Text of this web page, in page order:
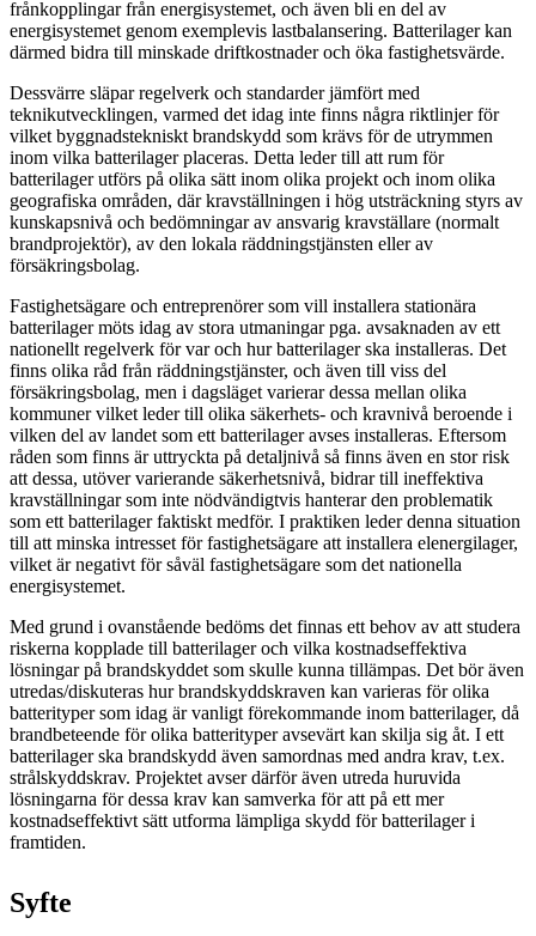
frånkopplingar från energisystemet, och även bli en del av
energisystemet genom exemplevis lastbalansering. Batterilager kan
därmed bidra till minskade driftkostnader och öka fastighetsvärde.
Dessvärre släpar regelverk och standarder jämfört med
teknikutvecklingen, varmed det idag inte finns några riktlinjer för
vilket byggnadstekniskt brandskydd som krävs för de utrymmen
inom vilka batterilager placeras. Detta leder till att rum för
batterilager utförs på olika sätt inom olika projekt och inom olika
geografiska områden, där kravställningen i hög utsträckning styrs av
kunskapsnivå och bedömningar av ansvarig kravställare (normalt
brandprojektör), av den lokala räddningstjänsten eller av
försäkringsbolag.
Fastighetsägare och entreprenörer som vill installera stationära
batterilager möts idag av stora utmaningar pga. avsaknaden av ett
nationellt regelverk för var och hur batterilager ska installeras. Det
finns olika råd från räddningstjänster, och även till viss del
försäkringsbolag, men i dagsläget varierar dessa mellan olika
kommuner vilket leder till olika säkerhets- och kravnivå beroende i
vilken del av landet som ett batterilager avses installeras. Eftersom
råden som finns är uttryckta på detaljnivå så finns även en stor risk
att dessa, utöver varierande säkerhetsnivå, bidrar till ineffektiva
kravställningar som inte nödvändigtvis hanterar den problematik
som ett batterilager faktiskt medför. I praktiken leder denna situation
till att minska intresset för fastighetsägare att installera elenergilager,
vilket är negativt för såväl fastighetsägare som det nationella
energisystemet.
Med grund i ovanstående bedöms det finnas ett behov av att studera
riskerna kopplade till batterilager och vilka kostnadseffektiva
lösningar på brandskyddet som skulle kunna tillämpas. Det bör även
utredas/diskuteras hur brandskyddskraven kan varieras för olika
batterityper som idag är vanligt förekommande inom batterilager, då
brandbeteende för olika batterityper avsevärt kan skilja sig åt. I ett
batterilager ska brandskydd även samordnas med andra krav, t.ex.
strålskyddskrav. Projektet avser därför även utreda huruvida
lösningarna för dessa krav kan samverka för att på ett mer
kostnadseffektivt sätt utforma lämpliga skydd för batterilager i
framtiden.
Syfte